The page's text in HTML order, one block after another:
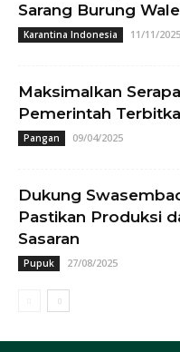
Sarang Burung
Karantina Indonesia 11/11/2025
Maksimalkan
Pemerintah
Pangan 09/04/2025
Dukung
Pastikan Produksi
Sasaran
Pupuk 27/08/2025